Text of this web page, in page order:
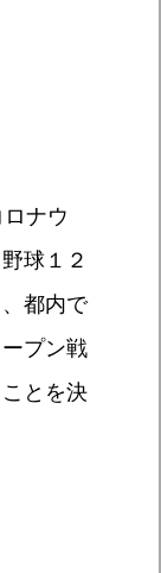
ナウ
球１２
都内で
プン戦
とを決